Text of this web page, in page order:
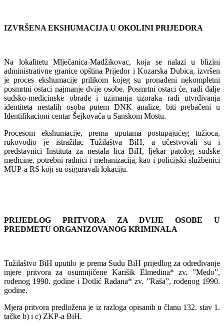
IZVRŠENA EKSHUMACIJA U OKOLINI PRIJEDORA
Na lokalitetu Mlječanica-Madžikovac, koja se nalazi u blizini
administrativne granice opština Prijedor i Kozarska Dubica, izvršen
je proces ekshumacije prilikom kojeg su pronađeni nekompletni
posmrtni ostaci najmanje dvije osobe. Posmrtni ostaci će, radi dalje
sudsko-medicinske obrade i uzimanja uzoraka radi utvrđivanja
identiteta nestalih osoba putem DNK analize, biti prebačeni u
Identifikacioni centar Šejkovača u Sanskom Mostu.
Procesom ekshumacije, prema uputama postupajućeg tužioca,
rukovodio je istražilac Tužilaštva BiH, a učestvovali su i
predstavnici Instituta za nestala lica BiH, ljekar patolog sudske
medicine, potrebni radnici i mehanizacija, kao i policijski službenici
MUP-a RS koji su osiguravali lokaciju.
PRIJEDLOG PRITVORA ZA DVIJE OSOBE U
PREDMETU ORGANIZOVANOG KRIMINALA
Tužilaštvo BiH uputilo je prema Sudu BiH prijedlog za određivanje
mjere pritvora za osumnjičene Karišik Elmedina* zv. ”Medo”,
rođenog 1990. godine i Dotlić Radana* zv. ”Raša”, rođenog 1990.
godine.
Mjera pritvora predložena je iz razloga opisanih u članu 132. stav 1.
tačke b) i c) ZKP-a BiH.